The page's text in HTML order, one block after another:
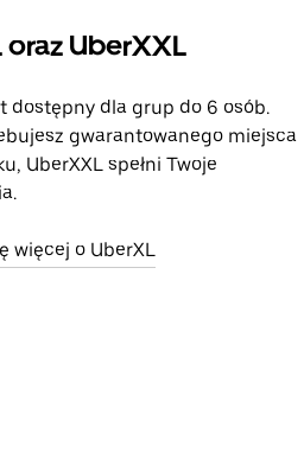
oraz UberXXL
dostępny dla grup do 6 osób.
gwarantowanego miejsca
UberXXL spełni Twoje
więcej o UberXL